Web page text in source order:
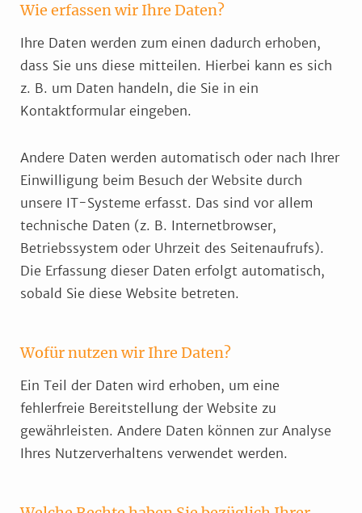
Wie erfassen wir Ihre Daten?
Ihre Daten werden zum einen dadurch erhoben,
dass Sie uns diese mitteilen. Hierbei kann es sich
z. B. um Daten handeln, die Sie in ein
Kontaktformular eingeben.
Andere Daten werden automatisch oder nach Ihrer
Einwilligung beim Besuch der Website durch
unsere IT-Systeme erfasst. Das sind vor allem
technische Daten (z. B. Internetbrowser,
Betriebssystem oder Uhrzeit des Seitenaufrufs).
Die Erfassung dieser Daten erfolgt automatisch,
sobald Sie diese Website betreten.
Wofür nutzen wir Ihre Daten?
Ein Teil der Daten wird erhoben, um eine
fehlerfreie Bereitstellung der Website zu
gewährleisten. Andere Daten können zur Analyse
Ihres Nutzerverhaltens verwendet werden.